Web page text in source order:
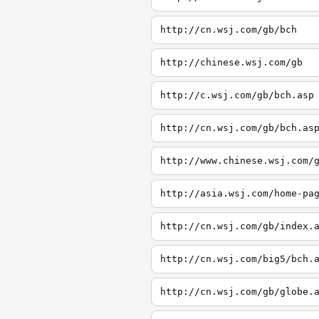
http://cn.wsj.com/gb/bch
http://chinese.wsj.com/gb
http://c.wsj.com/gb/bch.asp
http://cn.wsj.com/gb/bch.asp
http://www.chinese.wsj.com/
http://asia.wsj.com/home-
http://cn.wsj.com/gb/
http://cn.wsj.com/big5/
http://cn.wsj.com/gb/